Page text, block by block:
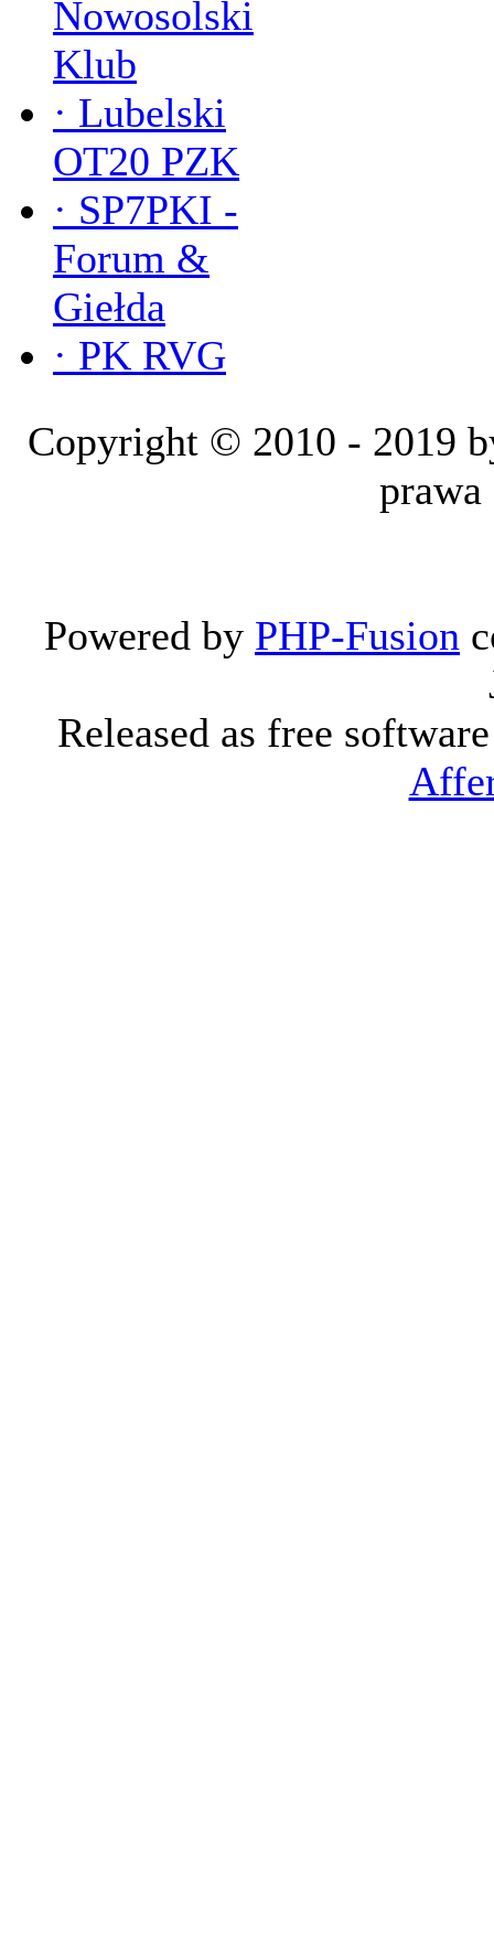
Nowosolski
Klub
· Lubelski
OT20 PZK
· SP7PKI -
Forum &
Giełda
· PK RVG
Copyright © 2010 - 2019
prawa
Powered by PHP-Fusion
Released as free